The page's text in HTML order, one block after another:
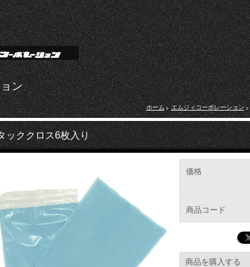
ン
ホーム エムジィコーポレーション
ッククロス6枚入り
価格
商品コード
商品を購入する